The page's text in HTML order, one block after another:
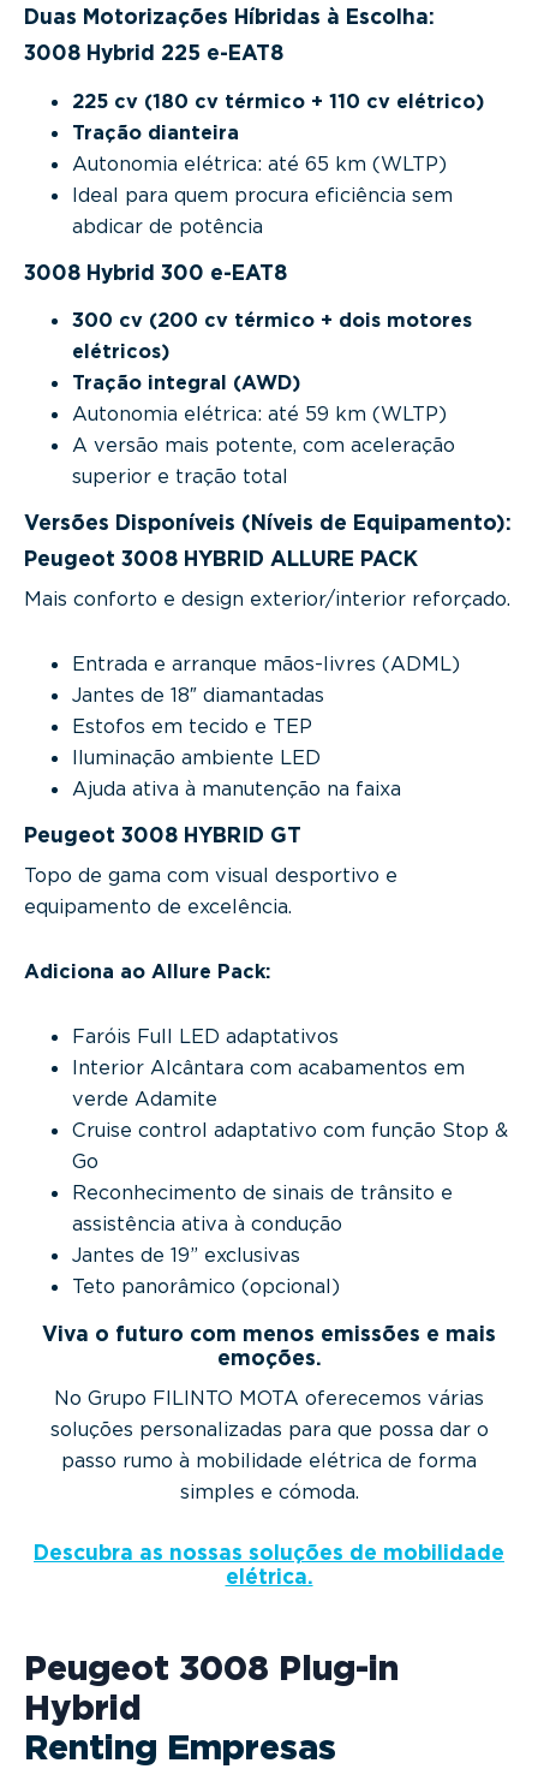
Duas Motorizações Híbridas à Escolha:
3008 Hybrid 225 e-EAT8
225 cv (180 cv térmico + 110 cv elétrico)
Tração dianteira
Autonomia elétrica: até 65 km (WLTP)
Ideal para quem procura eficiência sem
abdicar de potência
3008 Hybrid 300 e-EAT8
300 cv (200 cv térmico + dois motores
elétricos)
Tração integral (AWD)
Autonomia elétrica: até 59 km (WLTP)
A versão mais potente, com aceleração
superior e tração total
Versões Disponíveis (Níveis de Equipamento):
Peugeot 3008 HYBRID ALLURE PACK
Mais conforto e design exterior/interior reforçado.
Entrada e arranque mãos-livres (ADML)
Jantes de 18″ diamantadas
Estofos em tecido e TEP
Iluminação ambiente LED
Ajuda ativa à manutenção na faixa
Peugeot 3008 HYBRID GT
Topo de gama com visual desportivo e
equipamento de excelência.
Adiciona ao Allure Pack:
Faróis Full LED adaptativos
Interior Alcântara com acabamentos em
verde Adamite
Cruise control adaptativo com função Stop &
Go
Reconhecimento de sinais de trânsito e
assistência ativa à condução
Jantes de 19” exclusivas
Teto panorâmico (opcional)
Viva o futuro com menos emissões e mais
emoções.
No Grupo FILINTO MOTA oferecemos várias
soluções personalizadas para que possa dar o
passo rumo à mobilidade elétrica de forma
simples e cómoda.
Descubra as nossas soluções de mobilidade
elétrica.
Peugeot 3008 Plug-in
Hybrid
Renting Empresas